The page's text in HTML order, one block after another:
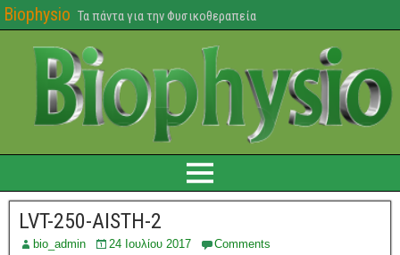
Biophysio Τα πάντα για την Φυσικοθεραπεία
LVT-250-AISTH-2
bio_admin 24 Ιουλίου 2017 Comments